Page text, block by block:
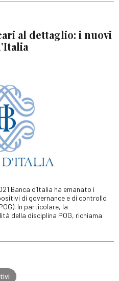
al dettaglio: i nuovi
Banca d’Italia ha emanato i
di governance e di controllo
In particolare, la
della disciplina POG, richiama